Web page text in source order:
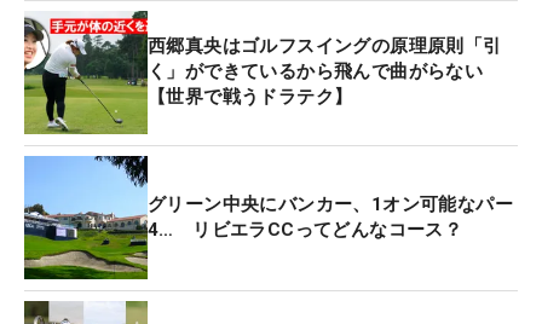
西郷真央はゴルフスイングの原理原則「引
く」ができているから飛んで曲がらない
【世界で戦うドラテク】
グリーン中央にバンカー、1オン可能なパー
4… リビエラCCってどんなコース？